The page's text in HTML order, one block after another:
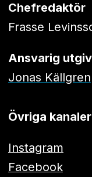
Chefredaktör
Frasse
Ansvarig
Jonas Källgren
Övriga kanaler
Instagram
Facebook